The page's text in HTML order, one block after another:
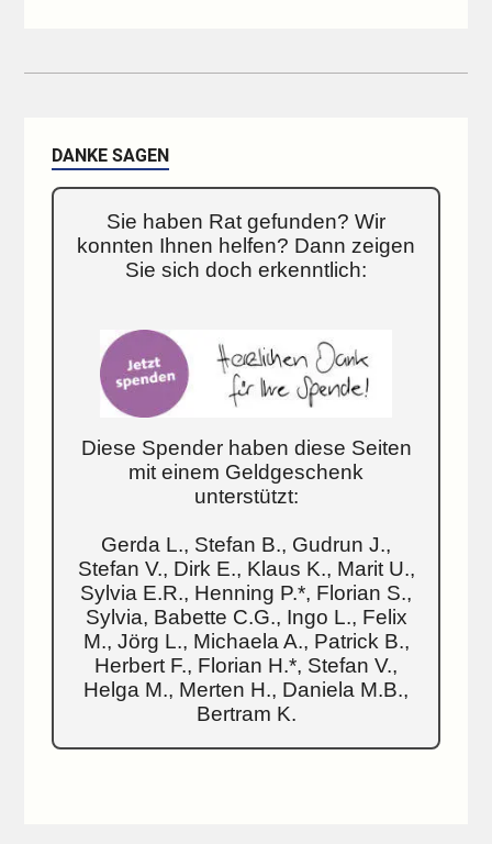
DANKE SAGEN
Sie haben Rat gefunden? Wir
konnten Ihnen helfen? Dann zeigen
Sie sich doch erkenntlich:
Diese Spender haben diese Seiten
mit einem Geldgeschenk
unterstützt:
Gerda L., Stefan B., Gudrun J.,
Stefan V., Dirk E., Klaus K., Marit U.,
Sylvia E.R., Henning P.*, Florian S.,
Sylvia, Babette C.G., Ingo L., Felix
M., Jörg L., Michaela A., Patrick B.,
Herbert F., Florian H.*, Stefan V.,
Helga M., Merten H., Daniela M.B.,
Bertram K.